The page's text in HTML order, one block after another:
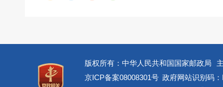
版权所有：中华人民共和国国家邮政局
京ICP备案08008301号 政府网站识别码